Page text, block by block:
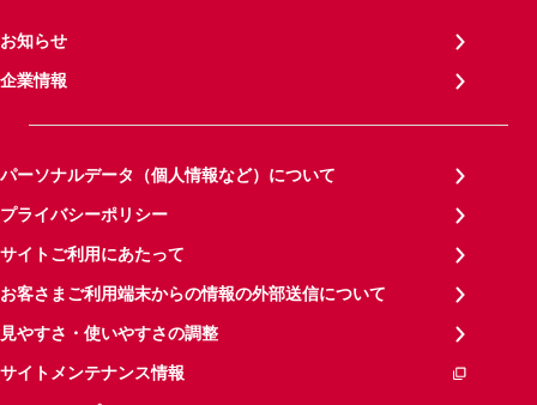
お知らせ
企業情報
パーソナルデータ（個人情報など）について
プライバシーポリシー
サイトご利用にあたって
お客さまご利用端末からの情報の外部送信について
見やすさ・使いやすさの調整
サイトメンテナンス情報